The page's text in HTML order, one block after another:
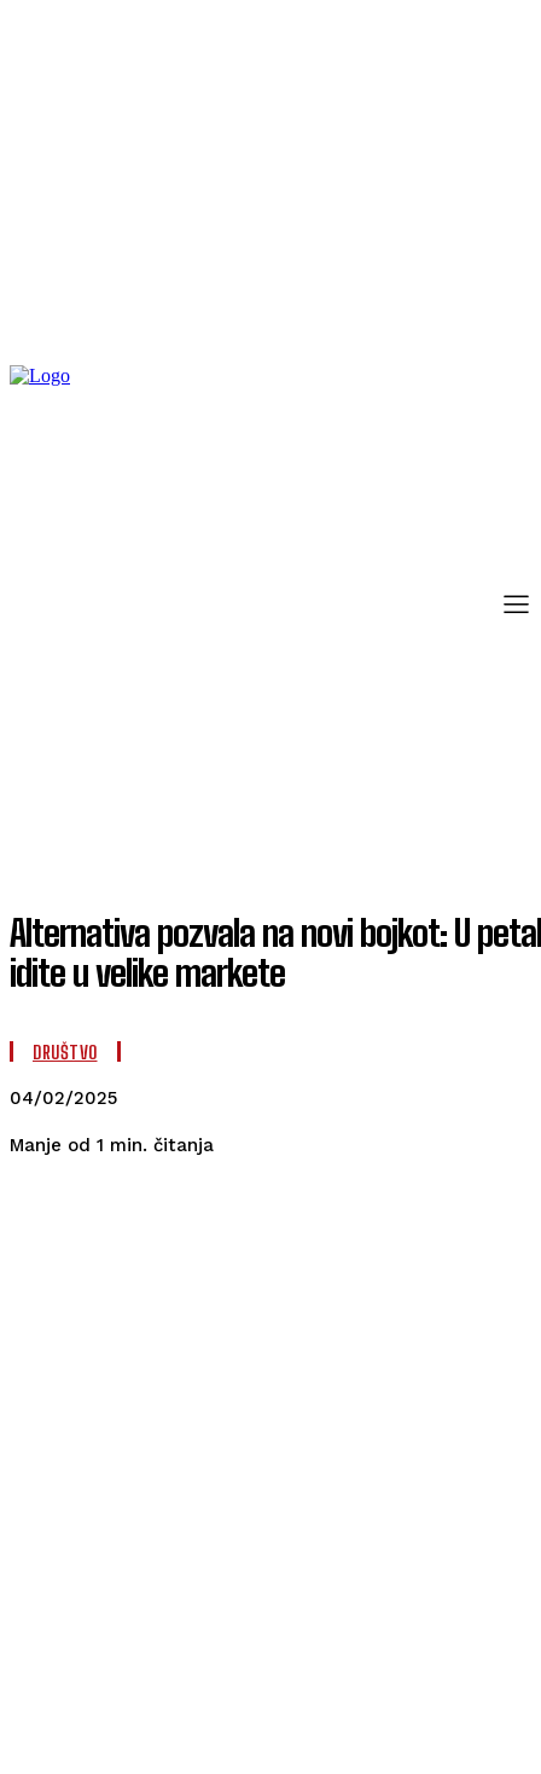
Alternativa pozvala na novi bojkot: U
idite u velike markete
DRUŠTVO
04/02/2025
Manje od 1 min. čitanja